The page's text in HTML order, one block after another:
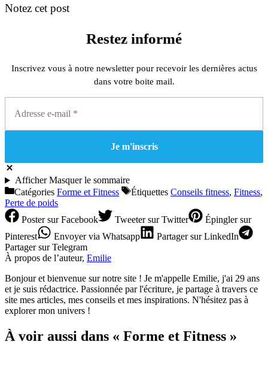
Notez cet post
Restez informé
Inscrivez vous à notre newsletter pour recevoir les dernières actus
dans votre boite mail.
AfficherMasquerle sommaire
Catégories Forme et Fitness Étiquettes Conseils fitness, Fitness,
Perte de poids
Postersur Facebook Tweetersur Twitter Épinglersur
Pinterest
Envoyervia Whatsapp Partagersur LinkedIn
Partagersur Telegram
À propos de l’auteur, Emilie
Bonjour et bienvenue sur notre site ! Je m'appelle Emilie, j'ai 29 ans
et je suis rédactrice. Passionnée par l'écriture, je partage à travers ce
site mes articles, mes conseils et mes inspirations. N'hésitez pas à
explorer mon univers !
À voir aussi dans « Forme et Fitness »